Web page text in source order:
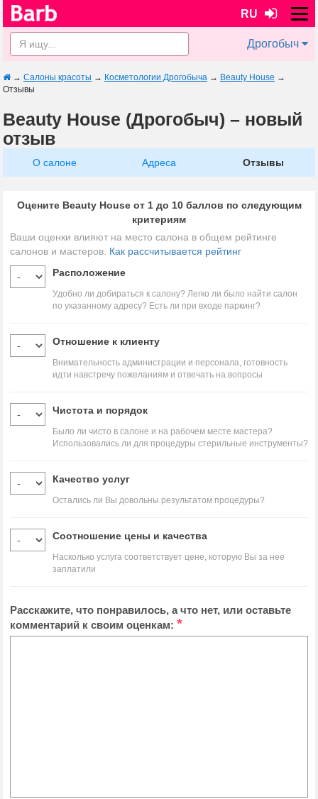
RU
Дрогобыч
→ Салоны красоты → Косметологии Дрогобыча → Beauty House →
Отзывы
Beauty House (Дрогобыч) – новый
отзыв
О салоне Адреса Отзывы
Оцените Beauty House от 1 до 10 баллов по следующим
критериям
Ваши оценки влияют на место салона в общем рейтинге
салонов и мастеров. Как рассчитывается рейтинг
Расположение
Удобно ли добираться к салону? Легко ли было найти салон
по указанному адресу? Есть ли при входе паркинг?
Отношение к клиенту
Внимательность администрации и персонала, готовность
идти навстречу пожеланиям и отвечать на вопросы
Чистота и порядок
Было ли чисто в салоне и на рабочем месте мастера?
Использовались ли для процедуры стерильные инструменты?
Качество услуг
Остались ли Вы довольны результатом процедуры?
Соотношение цены и качества
Насколько услуга соответствует цене, которую Вы за нее
заплатили
Расскажите, что понравилось, а что нет, или оставьте
комментарий к своим оценкам: *